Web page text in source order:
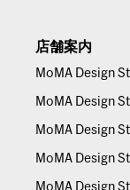
店舗案内
MoMA Design
MoMA Design
MoMA Design
MoMA Design
MoMA Design